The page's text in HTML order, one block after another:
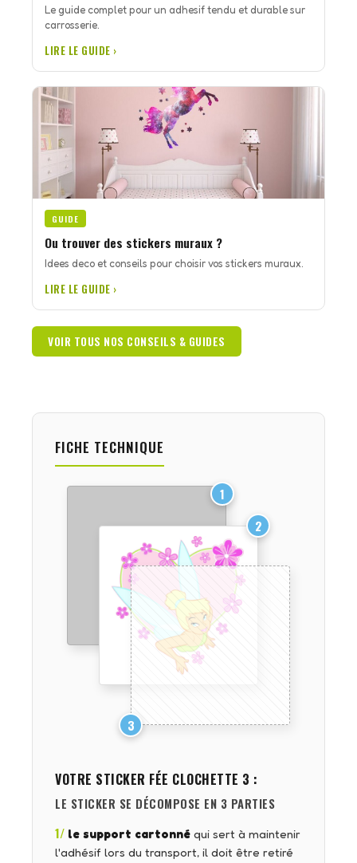
Le guide complet pour un adhesif tendu et durable sur
carrosserie.
LIRE LE GUIDE ›
GUIDE
Ou trouver des stickers muraux ?
Idees deco et conseils pour choisir vos stickers muraux.
LIRE LE GUIDE ›
VOIR TOUS NOS CONSEILS & GUIDES
FICHE TECHNIQUE
1
2
3
VOTRE STICKER FÉE CLOCHETTE 3 :
LE STICKER SE DÉCOMPOSE EN 3 PARTIES
1/ le support cartonné qui sert à maintenir
l'adhésif lors du transport, il doit être retiré